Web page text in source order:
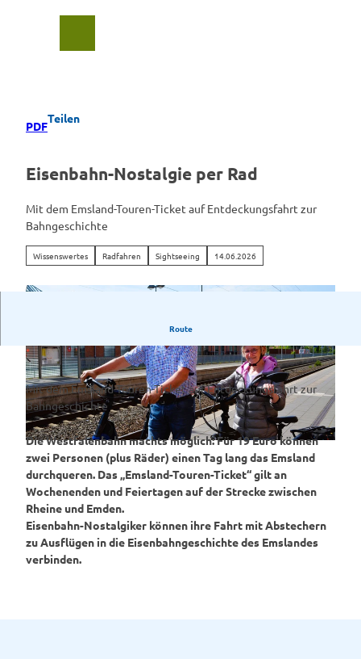
PDF
Teilen
Eisenbahn-Nostalgie per Rad
Mit dem Emsland-Touren-Ticket auf Entdeckungsfahrt zur
Bahngeschichte
Wissenswertes Radfahren Sightseeing 14.06.2026
© Emsland Tourismus GmbH | CC-BY-SA
Route
Mit dem Emsland-Touren-Ticket auf Entdeckungsfahrt zur
Bahngeschichte
Die Westfalenbahn machts möglich: Für 19 Euro können
zwei Personen (plus Räder) einen Tag lang das Emsland
durchqueren. Das „Emsland-Touren-Ticket“ gilt an
Wochenenden und Feiertagen auf der Strecke zwischen
Rheine und Emden.
Eisenbahn-Nostalgiker können ihre Fahrt mit Abstechern
zu Ausflügen in die Eisenbahngeschichte des Emslandes
verbinden.